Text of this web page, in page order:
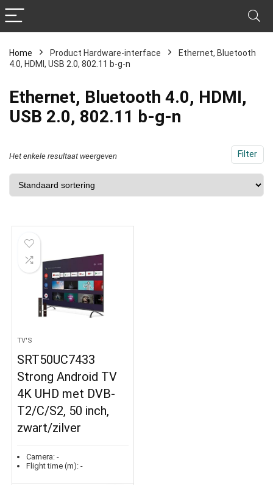
Home Product Hardware-interface
‎Ethernet, Bluetooth
4.0, HDMI, USB 2.0, 802.11 b-g-n
‎Ethernet, Bluetooth 4.0, HDMI,
USB 2.0, 802.11 b-g-n
Filter
Het enkele resultaat weergeven
TV'S
SRT50UC7433
Strong Android TV
4K UHD met DVB-
T2/C/S2, 50 inch,
zwart/zilver
Camera: -
Flight time (m): -